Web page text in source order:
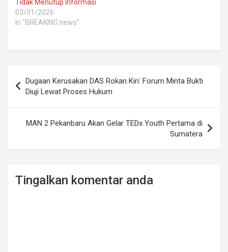
Tidak Menutup Informasi
03/01/2026
In "BREAKING news"
navigation
Dugaan Kerusakan DAS Rokan Kiri: Forum Minta Bukti
Diuji Lewat Proses Hukum
MAN 2 Pekanbaru Akan Gelar TEDx Youth Pertama di
Sumatera
Tingalkan komentar anda